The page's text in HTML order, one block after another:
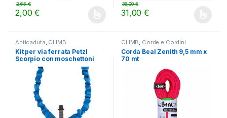
2,00€
2,65€
Questo prodotto ha più varianti. Le opzioni possono essere
31,00€
36,00€
Questo prodotto ha più
Anticaduta, CLIMB
Kit per via ferrata Petzl
Scorpio con moschettoni
Vertigo
CLIMB, Corde e Cordini
Corda Beal Zenith 9,5 mm x
70 mt